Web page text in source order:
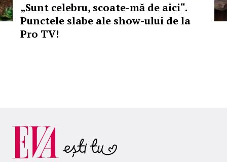
„Sunt celebru, scoate-mă de aici“.
Punctele slabe ale show-ului de la
Pro TV!